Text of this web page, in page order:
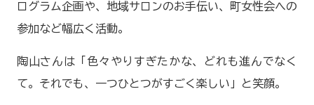
ログラム企画や、地域サロンのお手伝い、町女性会への
参加など幅広く活動。
陶山さんは「色々やりすぎたかな、どれも進んでなく
て。それでも、一つひとつがすごく楽しい」と笑顔。